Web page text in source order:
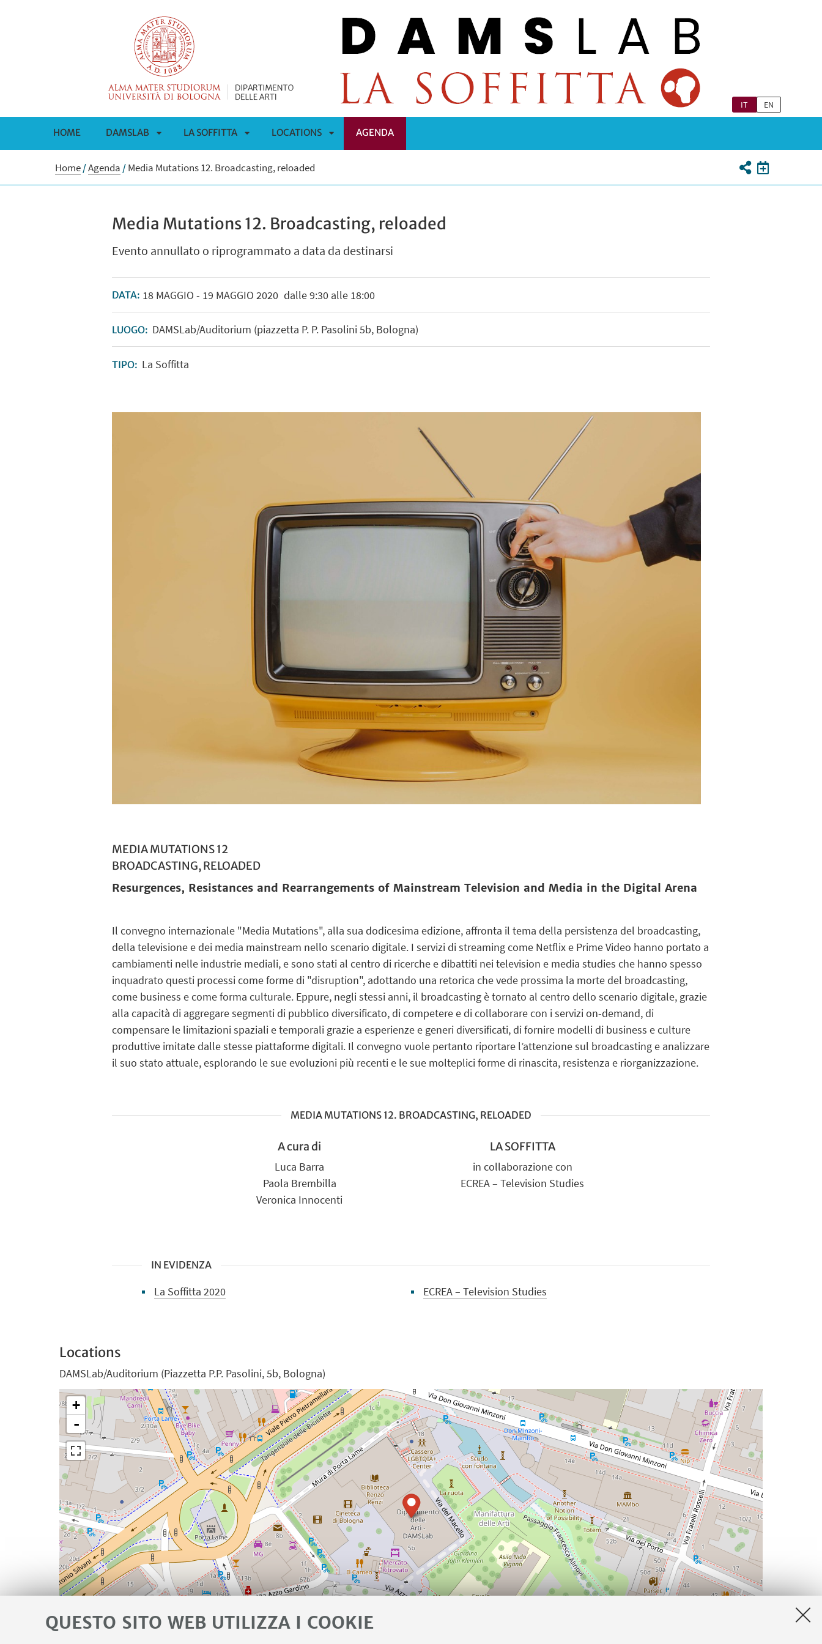
QUESTO SITO WEB UTILIZZA I COOKIE
IT EN
HOME DAMSLAB
APRI
LA SOFFITTA
APRI
LOCATIONS AGENDA
Home/Agenda /Media Mutations 12. Broadcasting, reloaded
Media Mutations 12. Broadcasting, reloaded
Evento annullato o riprogrammato a data da destinarsi
DATA: 18MAGGIO - 19 MAGGIO2020 dalle 9:30 alle 18:00
LUOGO: DAMSLab/Auditorium (piazzetta P. P. Pasolini 5b, Bologna)
TIPO: La Soffitta
MEDIA MUTATIONS 12
BROADCASTING, RELOADED
Resurgences, Resistances and Rearrangements of Mainstream Television and Media in the Digital Arena
Il convegno internazionale "Media Mutations", alla sua dodicesima edizione, affronta il tema della persistenza del broadcasting,
della televisione e dei media mainstream nello scenario digitale. I servizi di streaming come Netflix e Prime Video hanno portato a
cambiamenti nelle industrie mediali, e sono stati al centro di ricerche e dibattiti nei television e media studies che hanno spesso
inquadrato questi processi come forme di "disruption", adottando una retorica che vede prossima la morte del broadcasting,
come business e come forma culturale. Eppure, negli stessi anni, il broadcasting è tornato al centro dello scenario digitale, grazie
alla capacità di aggregare segmenti di pubblico diversificato, di competere e di collaborare con i servizi on-demand, di
compensare le limitazioni spaziali e temporali grazie a esperienze e generi diversificati, di fornire modelli di business e culture
produttive imitate dalle stesse piattaforme digitali. Il convegno vuole pertanto riportare l’attenzione sul broadcasting e analizzare
il suo stato attuale, esplorando le sue evoluzioni più recenti e le sue molteplici forme di rinascita, resistenza e riorganizzazione.
MEDIA MUTATIONS 12. BROADCASTING, RELOADED
A cura di
Luca Barra
Paola Brembilla
Veronica Innocenti
LA SOFFITTA
in collaborazione con
ECREA – Television Studies
IN EVIDENZA
La Soffitta 2020 ECREA – Television Studies
Locations
+
-
DAMSLab/Auditorium (Piazzetta P.P. Pasolini, 5b, Bologna)